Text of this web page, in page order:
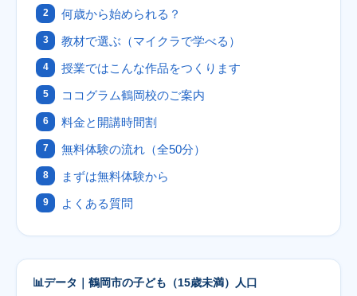
何歳から始められる？
教材で選ぶ（マイクラで学べる）
授業ではこんな作品をつくります
ココグラム鶴岡校のご案内
料金と開講時間割
無料体験の流れ（全50分）
まずは無料体験から
よくある質問
データ｜鶴岡市の子ども（15歳未満）人口